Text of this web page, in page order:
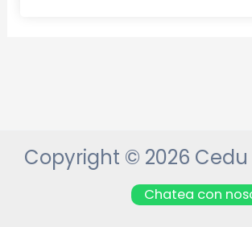
Copyright © 2026
Chatea con